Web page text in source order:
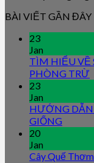
BÀI VIẾT GẦN ĐÂY
23
Jan
TÌM HIỂU VỀ
PHÒNG TRỪ
23
Jan
HƯỚNG DẪN
GIỐNG
20
Jan
Cây Quế